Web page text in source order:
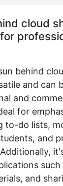
cloud
behind
and can
and
for
to-do lists,
and
and